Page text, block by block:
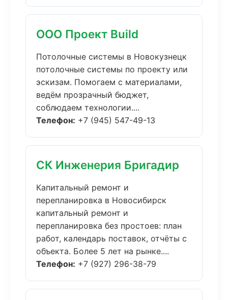
ООО Проект Build
Потолочные системы в Новокузнецк
потолочные системы по проекту или
эскизам. Помогаем с материалами,
ведём прозрачный бюджет,
соблюдаем технологии....
Телефон: +7 (945) 547-49-13
СК Инженерия Бригадир
Капитальный ремонт и
перепланировка в Новосибирск
капитальный ремонт и
перепланировка без простоев: план
работ, календарь поставок, отчёты с
объекта. Более 5 лет на рынке....
Телефон: +7 (927) 296-38-79